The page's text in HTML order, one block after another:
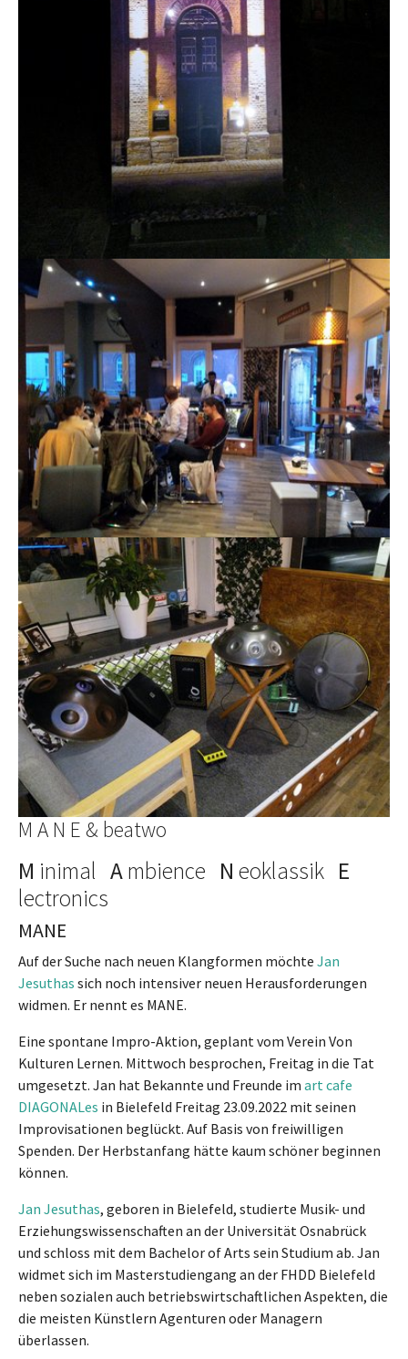
M A N E & beatwo
M inimal Ambience N eoklassik E
lectronics
MANE
Auf der Suche nach neuen Klangformen möchte Jan
Jesuthas sich noch intensiver neuen Herausforderungen
widmen. Er nennt es MANE.
Eine spontane Impro-Aktion, geplant vom Verein Von
Kulturen Lernen. Mittwoch besprochen, Freitag in die Tat
umgesetzt. Jan hat Bekannte und Freunde im art cafe
DIAGONALes in Bielefeld Freitag 23.09.2022 mit seinen
Improvisationen beglückt. Auf Basis von freiwilligen
Spenden. Der Herbstanfang hätte kaum schöner beginnen
können.
Jan Jesuthas, geboren in Bielefeld, studierte Musik- und
Erziehungswissenschaften an der Universität Osnabrück
und schloss mit dem Bachelor of Arts sein Studium ab. Jan
widmet sich im Masterstudiengang an der FHDD Bielefeld
neben sozialen auch betriebswirtschaftlichen Aspekten, die
die meisten Künstlern Agenturen oder Managern
überlassen.